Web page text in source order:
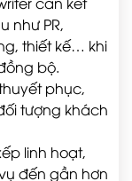
như PR,
thiết kế… khi
bộ.
phục,
tượng khách
linh hoạt,
đến gần hơn